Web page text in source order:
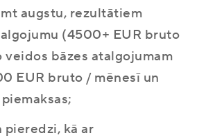
augstu, rezultātiem
(4500+ EUR bruto
veidos bāzes atalgojumam
EUR bruto / mēnesī un
pieredzi, kā ar